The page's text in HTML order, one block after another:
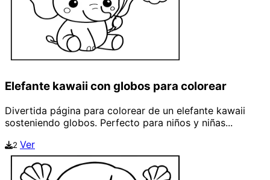
Elefante kawaii con globos para colorear
Divertida página para colorear de un elefante kawaii
sosteniendo globos. Perfecto para niños y niñas...
2 Ver